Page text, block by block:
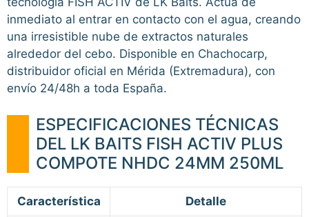
inmediato al entrar en contacto con el agua, creando
una irresistible nube de extractos naturales
alrededor del cebo. Disponible en Chachocarp,
distribuidor oficial en Mérida (Extremadura), con
envío 24/48h a toda España.
ESPECIFICACIONES TÉCNICAS
DEL LK BAITS FISH ACTIV PLUS
COMPOTE NHDC 24MM 250ML
Característica Detalle